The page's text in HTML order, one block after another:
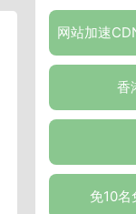
网站加速
香
免10